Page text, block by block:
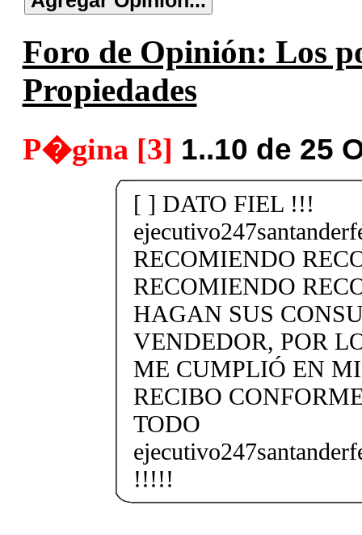
Foro de Opinión: Los
Propiedades
P�gina [3] 1..10 de 25
[ ] DATO FIEL !!!
RECOMIENDO
RECOMIENDO
HAGAN SUS
VENDEDOR, POR
ME CUMPLIÓ EN
RECIBO
TODO
!!!!!